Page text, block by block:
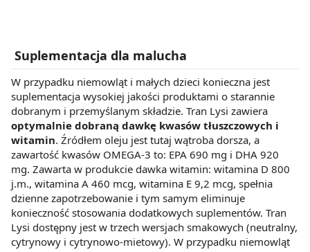
Suplementacja dla malucha
W przypadku niemowląt i małych dzieci konieczna jest
suplementacja wysokiej jakości produktami o starannie
dobranym i przemyślanym składzie. Tran Lysi zawiera
optymalnie dobraną dawkę kwasów tłuszczowych i
witamin. Źródłem oleju jest tutaj wątroba dorsza, a
zawartość kwasów OMEGA-3 to: EPA 690 mg i DHA 920
mg. Zawarta w produkcie dawka witamin: witamina D 800
j.m., witamina A 460 mcg, witamina E 9,2 mcg, spełnia
dzienne zapotrzebowanie i tym samym eliminuje
konieczność stosowania dodatkowych suplementów. Tran
Lysi dostępny jest w trzech wersjach smakowych (neutralny,
cytrynowy i cytrynowo-mietowy). W przypadku niemowląt